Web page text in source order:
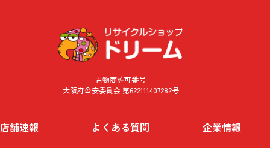
古物商許可番号
大阪府公安委員会 第622111407282号
店舗速報 よくある質問 企業情報